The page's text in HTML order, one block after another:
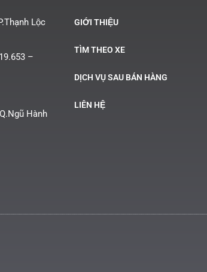
Lộc
–
Hành
GIỚI THIỆU
TÌM THEO XE
DỊCH VỤ SAU BÁN HÀNG
LIÊN HỆ